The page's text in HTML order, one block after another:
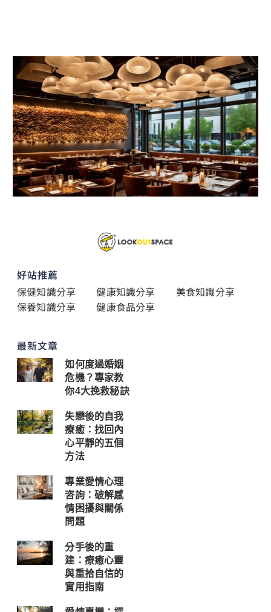
好站推薦
保健知識分享
健康知識分享
美食知識分享
保養知識分享
健康食品分享
最新文章
如何度過婚姻
危機？專家教
你4大挽救秘訣
失戀後的自我
療癒：找回內
心平靜的五個
方法
專業愛情心理
咨詢：破解感
情困擾與關係
問題
分手後的重
建：療癒心靈
與重拾自信的
實用指南